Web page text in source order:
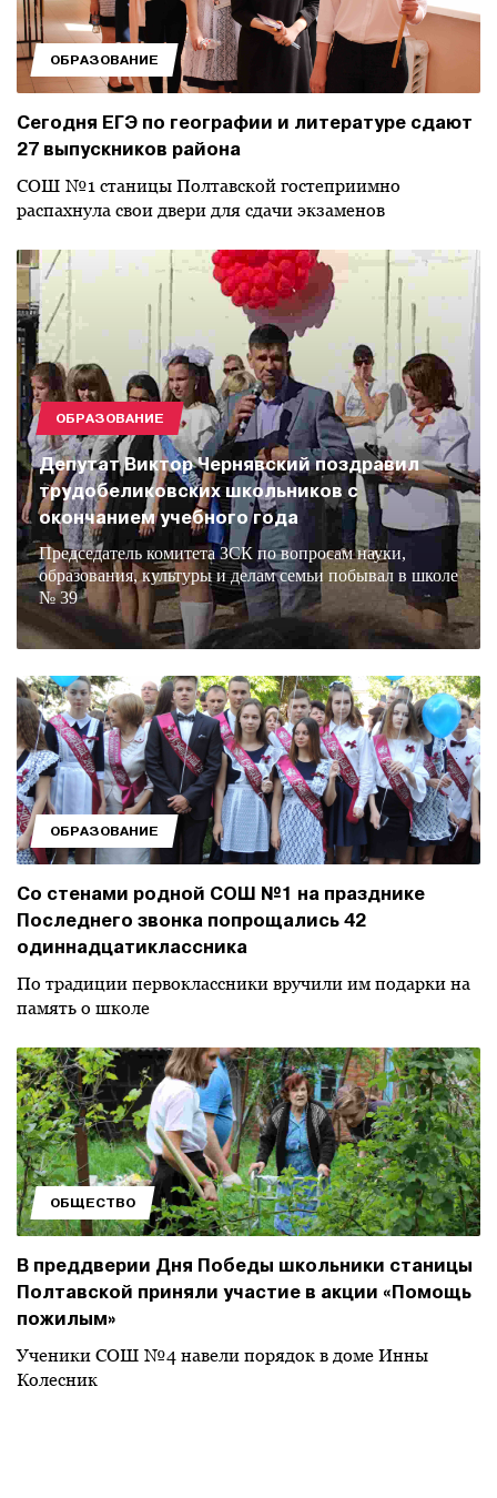
ОБРАЗОВАНИЕ
Сегодня ЕГЭ по географии и литературе сдают
27 выпускников района
СОШ №1 станицы Полтавской гостеприимно
распахнула свои двери для сдачи экзаменов
ОБРАЗОВАНИЕ
Депутат Виктор Чернявский поздравил
трудобеликовских школьников с
окончанием учебного года
Председатель комитета ЗСК по вопросам науки,
образования, культуры и делам семьи побывал в школе
№ 39
ОБРАЗОВАНИЕ
Со стенами родной СОШ №1 на празднике
Последнего звонка попрощались 42
одиннадцатиклассника
По традиции первоклассники вручили им подарки на
память о школе
ОБЩЕСТВО
В преддверии Дня Победы школьники станицы
Полтавской приняли участие в акции «Помощь
пожилым»
Ученики СОШ №4 навели порядок в доме Инны
Колесник